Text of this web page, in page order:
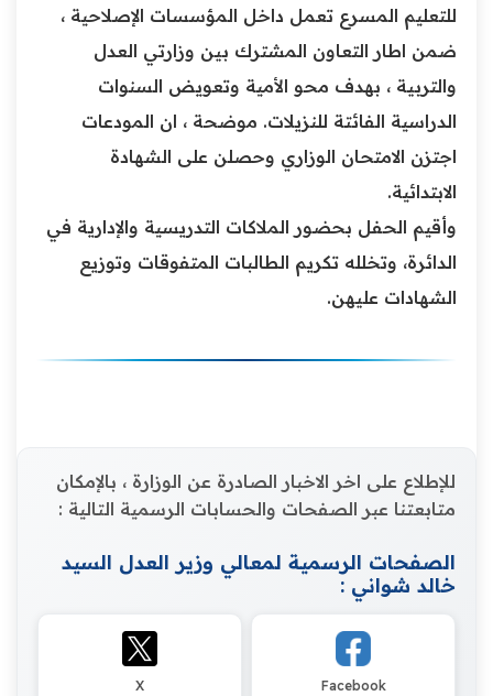
للتعليم المسرع تعمل داخل المؤسسات الإصلاحية ،
ضمن اطار التعاون المشترك بين وزارتي العدل
والتربية ، بهدف محو الأمية وتعويض السنوات
الدراسية الفائتة للنزيلات. ‏موضحة ، ان المودعات
اجتزن الامتحان الوزاري وحصلن على الشهادة
الابتدائية.
‏وأقيم الحفل بحضور الملاكات التدريسية والإدارية في
الدائرة، وتخلله تكريم الطالبات المتفوقات وتوزيع
الشهادات عليهن.
للإطلاع على اخر الاخبار الصادرة عن الوزارة ، بالإمكان
متابعتنا عبر الصفحات والحسابات الرسمية التالية :
الصفحات الرسمية لمعالي وزير العدل السيد
خالد شواني :
Facebook
X